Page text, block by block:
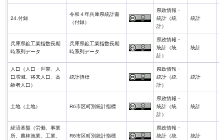
24.付録
令和４年兵庫県統計書
（付録）
県政情報・
統計（統
計）
統計
兵庫県鉱工業指数長期
時系列データ
兵庫県鉱工業指数長期
時系列データ
県政情報・
統計（統
計）
統計
人口（人口・世帯、人
口増減、将来人口、高
齢者人口）
統計指標
県政情報・
統計（統
計）
統計
土地（土地） R6市区町別統計指標
県政情報・
統計（統
計）
統計
経済基盤（労働、事業
所、農林漁業、工業、
R6市区町別統計指標
県政情報・
統計（統
統計